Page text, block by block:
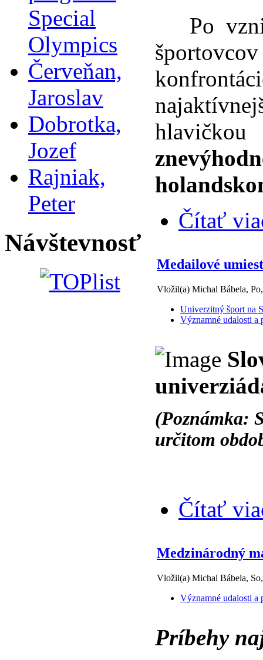
Special
Olympics
Červeňan,
Jaroslav
Dobrotka,
Jozef
Rajniak,
Peter
Návštevnosť
Po
hlavičkou
Čítať
Medailové
Vložil(a) Michal Bábela,
Univerzitný šport na
Významné udalosti a
(Poznámka:
určitom
Čítať
Medzinárodný
Vložil(a) Michal Bábela,
Významné udalosti a
Príbehy